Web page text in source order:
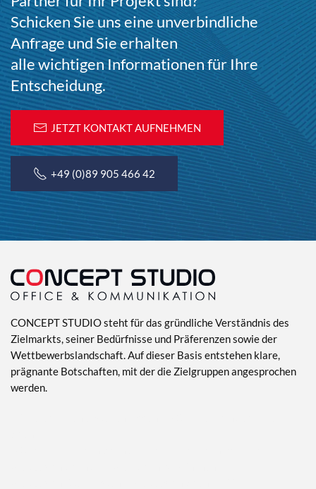
Schicken Sie uns eine unverbindliche
Anfrage und Sie erhalten
alle wichtigen Informationen für Ihre
Entscheidung.
JETZT KONTAKT AUFNEHMEN
+49 (0)89 905 466 42
CONCEPT STUDIO steht für das gründliche Verständnis des
Zielmarkts, seiner Bedürfnisse und Präferenzen sowie der
Wettbewerbslandschaft. Auf dieser Basis entstehen klare,
prägnante Botschaften, mit der die Zielgruppen angesprochen
werden.